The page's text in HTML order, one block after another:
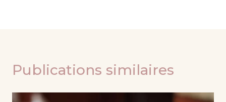
Publications similaires